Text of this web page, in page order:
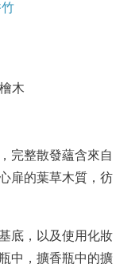
木
完整散發蘊含來自
扉的葉草木質，彷
底，以及使用化妝
中，擴香瓶中的擴